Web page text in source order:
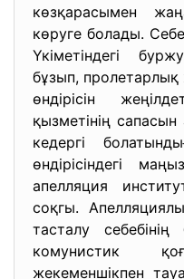
көзқарасымен
көруге болады.
Үкіметіндегі
бұзып, пролетарлық
өндірісін
қызметінің
кедергі
өндірісіндегі
апелляция
соқгы.
тасталу себебінің
комунистик
жекеменшікпен